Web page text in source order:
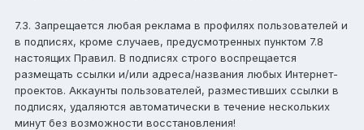
7.3. Запрещается любая реклама в профилях пользователей и
в подписях, кроме случаев, предусмотренных пунктом 7.8
настоящих Правил. В подписях строго воспрещается
размещать ссылки и/или адреса/названия любых Интернет-
проектов. Аккаунты пользователей, разместивших ссылки в
подписях, удаляются автоматически в течение нескольких
минут без возможности восстановления!